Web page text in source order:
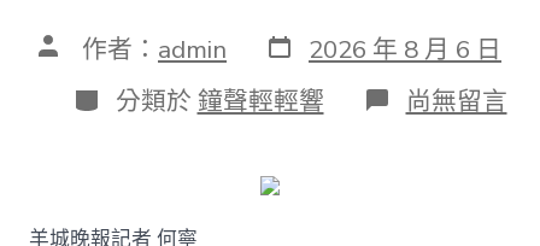
文 作者： admin 發
表
日
期
2026 年 8 月 6 日
分
類
分類於 鐘聲輕輕響 在
〈若
尚無留言
羊城晚報記者 何寧